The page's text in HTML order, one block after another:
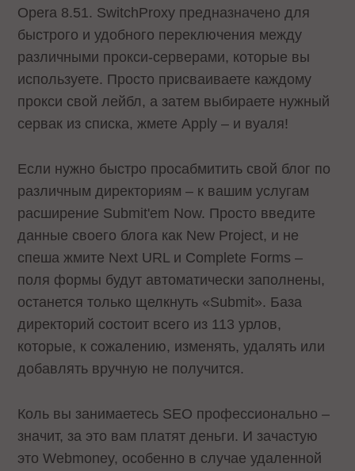
Opera 8.51. SwitchProxy предназначено для
быстрого и удобного переключения между
различными прокси-серверами, которые вы
используете. Просто присваиваете каждому
прокси свой лейбл, а затем выбираете нужный
сервак из списка, жмете Apply – и вуаля!
Если нужно быстро просабмитить свой блог по
различным директориям – к вашим услугам
расширение Submit'em Now. Просто введите
данные своего блога как New Project, и не
спеша жмите Next URL и Complete Forms –
поля формы будут автоматически заполнены,
останется только щелкнуть «Submit». База
директорий состоит всего из 113 урлов,
которые, к сожалению, изменять, удалять или
добавлять вручную не получится.
Коль вы занимаетесь SEO профессионально –
значит, за это вам платят деньги. И зачастую
это Webmoney, особенно в случае удаленной